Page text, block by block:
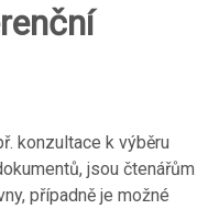
konzultace k výběru
jsou čtenářům
případně je možné